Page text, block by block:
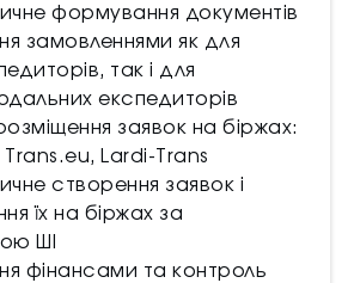
формування документів
замовленнями як для
так і для
експедиторів
заявок на біржах:
Lardi-Trans
створення заявок і
їх на біржах за
ШІ
фінансами та контроль